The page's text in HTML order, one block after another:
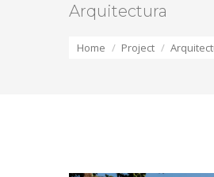
Arquitectura
You are here:
Home Project